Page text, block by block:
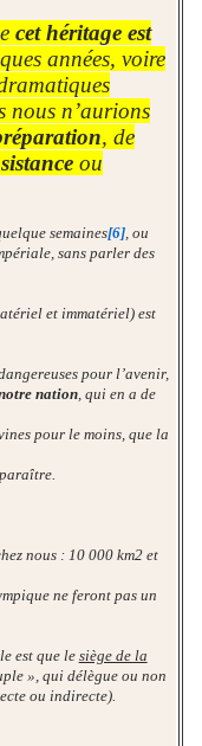
cet héritage est
années, voire
nous n’aurions
, de
ou
semaines[6], ou
sans parler des
et immatériel) est
pour l’avenir,
nation, qui en a de
pour le moins, que la
nous : 10 000 km2 et
ne feront pas un
est que le siège de la
», qui délègue ou non
ou indirecte).